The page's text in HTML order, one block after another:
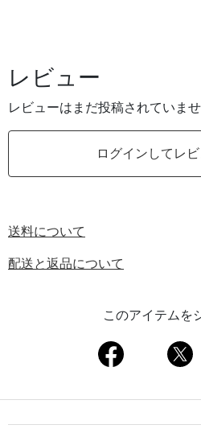
レビュー
レビューはまだ投稿されていま
ログインしてレ
送料について
配送と返品について
このアイテムを